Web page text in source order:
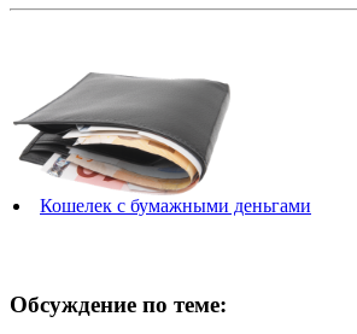
Кошелек с бумажными деньгами
Обсуждение по теме: